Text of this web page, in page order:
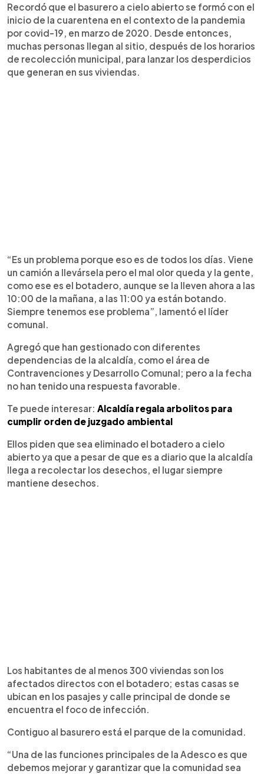
Recordó que el basurero a cielo abierto se formó con el
inicio de la cuarentena en el contexto de la pandemia
por covid-19, en marzo de 2020. Desde entonces,
muchas personas llegan al sitio, después de los horarios
de recolección municipal, para lanzar los desperdicios
que generan en sus viviendas.
“Es un problema porque eso es de todos los días. Viene
un camión a llevársela pero el mal olor queda y la gente,
como ese es el botadero, aunque se la lleven ahora a las
10:00 de la mañana, a las 11:00 ya están botando.
Siempre tenemos ese problema”, lamentó el líder
comunal.
Agregó que han gestionado con diferentes
dependencias de la alcaldía, como el área de
Contravenciones y Desarrollo Comunal; pero a la fecha
no han tenido una respuesta favorable.
Te puede interesar: Alcaldía regala arbolitos para
cumplir orden de juzgado ambiental
Ellos piden que sea eliminado el botadero a cielo
abierto ya que a pesar de que es a diario que la alcaldía
llega a recolectar los desechos, el lugar siempre
mantiene desechos.
Los habitantes de al menos 300 viviendas son los
afectados directos con el botadero; estas casas se
ubican en los pasajes y calle principal de donde se
encuentra el foco de infección.
Contiguo al basurero está el parque de la comunidad.
“Una de las funciones principales de la Adesco es que
debemos mejorar y garantizar que la comunidad sea